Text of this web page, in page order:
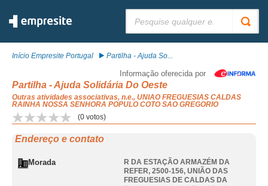
Início Empresite Portugal Partilha - Ajuda So...
Informação oferecida por
Partilha - Ajuda Solidária Do Oeste
Outras atividades associativas, n.e., UNIAO FREGUESIAS CALDAS
RAINHA NOSSA SENHORA POPULO COTO SAO GREGORIO
(0 votos)
Endereço e contato
Morada
R DA ESTAÇÃO ARMAZÉM DA
REFER, 2500-156, UNIÃO DAS
FREGUESIAS DE CALDAS DA